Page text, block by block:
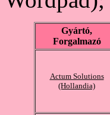
Gyártó,
Forgalmazó
Actum Solutions
(Hollandia)